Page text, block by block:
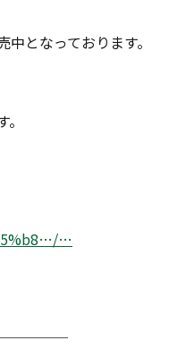
となっております。
…